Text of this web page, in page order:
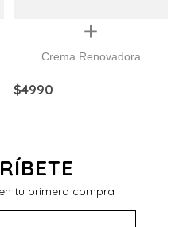
Quickview
Crema Renovadora
$4990
tu primera compra